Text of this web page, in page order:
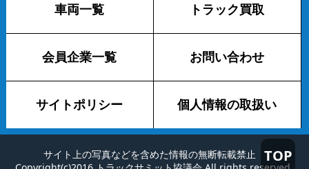
TOP
車両一覧 トラック買取
会員企業一覧 お問い合わせ
サイトポリシー 個人情報の取扱い
サイト上の写真などを含めた情報の無断転載禁止